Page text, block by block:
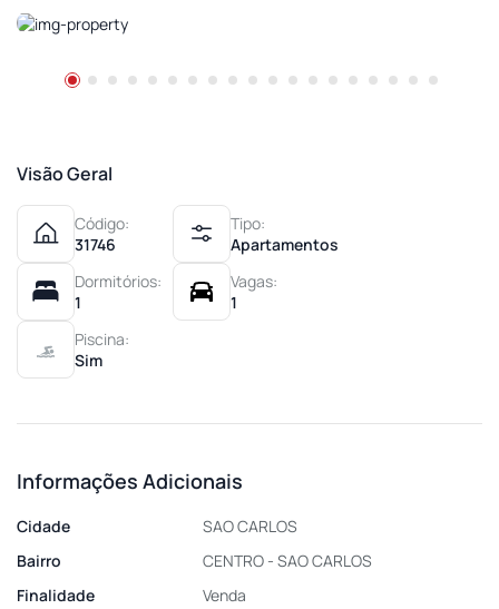
Visão Geral
Código:
31746
Tipo:
Apartamentos
Dormitórios:
1
Vagas:
1
Piscina:
Sim
Informações Adicionais
Cidade
SAO CARLOS
Bairro
CENTRO - SAO CARLOS
Finalidade
Venda